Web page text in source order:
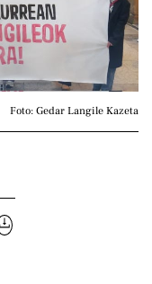
Foto: Gedar Langile Kazeta